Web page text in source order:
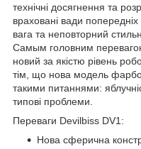
технічні досягнення та
враховані вади
вага та неповторний
Самым головним
новий за якістю рівень
тім, що нова модель
такими питаннями:
типові проблеми.
Переваги Devilbiss DV1:
Нова сферична